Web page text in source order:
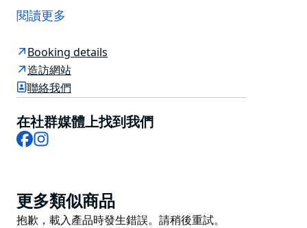
們是悉尼港地區最實惠的水上計程車服務。水上計程車提
供一系列體驗，從海港隨上隨下服務和浪漫用餐體驗，到
港巡遊或船隻換乘。我們相信所有雪梨水上計程車都應該
是安全且令人愉快的。
提供可預訂的交通服務，前往雪梨港您可能錯過的所有渡
輪碼頭、私人碼頭、遊艇碼頭、公共浮橋和船隻。
無論您是單獨旅行還是與較大的團體一起旅行，他們的全
提供私人接送服務，並已獲得澳洲海事安全局的批准。
White Water Taxi 配備藍牙環繞音響系統，歡迎客人自
閱讀更多
Booking details
造訪網站
聯絡我們
在社群媒體上找到我們
Facebook
Product
List
更多類似商品
Product
抱歉，載入產品時發生錯誤。請稍後重試。